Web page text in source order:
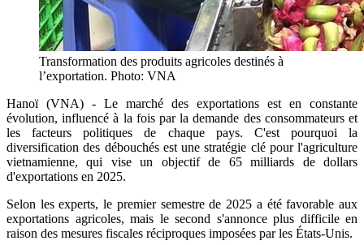
Transformation des produits agricoles destinés à
l’exportation. Photo: VNA
Hanoï (VNA) - Le marché des exportations est en constante
évolution, influencé à la fois par la demande des consommateurs et
les facteurs politiques de chaque pays. C'est pourquoi la
diversification des débouchés est une stratégie clé pour l'agriculture
vietnamienne, qui vise un objectif de 65 milliards de dollars
d'exportations en 2025.
Selon les experts, le premier semestre de 2025 a été favorable aux
exportations agricoles, mais le second s'annonce plus difficile en
raison des mesures fiscales réciproques imposées par les États-Unis.